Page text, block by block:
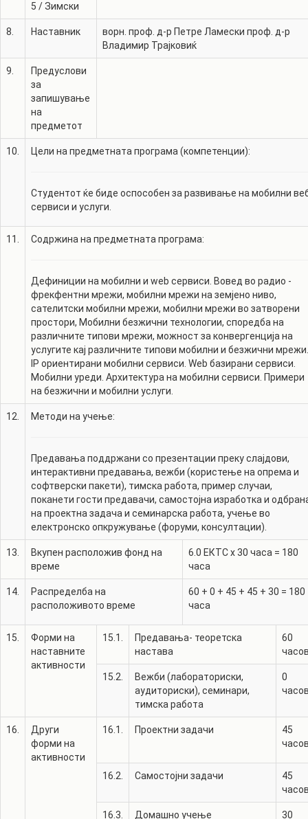
5 /Зимски
8. Наставник ворн. проф. д-р Петре Ламески проф. д-р
Владимир Трајковиќ
9.
Предуслови
за
запишување
на
предметот
10. Цели на предметната програма (компетенции):
Студентот ќе биде оспособен за развивање на мобилни
сервиси и услуги.
11. Содржина на предметната програма:
Дефиниции на мобилни и web сервиси. Вовед во радио -
фрекфентни мрежи, мобилни мрежи на земјено ниво,
сателитски мобилни мрежи, мобилни мрежи во затворени
простори, Мобилни безжични технологии, споредба на
различните типови мрежи, можност за конвергенција на
услугите кај различните типови мобилни и безжични мрежи.
IP ориентирани мобилни сервиси. Web базирани сервиси.
Мобилни уреди. Архитектура на мобилни сервиси. Примери
на безжични и мобилни услуги.
12. Методи на учење:
Предавања поддржани со презентации преку слајдови,
интерактивни предавања, вежби (користење на опрема и
софтверски пакети), тимска работа, пример случаи,
поканети гости предавачи, самостојна изработка и
на проектна задача и семинарска работа, учење во
електронско опкружување (форуми, консултации).
13.
Вкупен расположив фонд на
време
6.0 ЕКТС x 30 часа = 180
часа
14.
Распределба на
расположивото време
60 + 0 + 45 + 45 + 30 = 180
часа
15.
Форми на
наставните
активности
15.1.
Предавања- теоретска
настава
60
15.2.
Вежби (лабораториски,
аудиториски), семинари,
тимска работа
0
16.
Други
форми на
активности
16.1. Проектни задачи
45
16.2. Самостојни задачи
45
16.3. Домашно учење 30